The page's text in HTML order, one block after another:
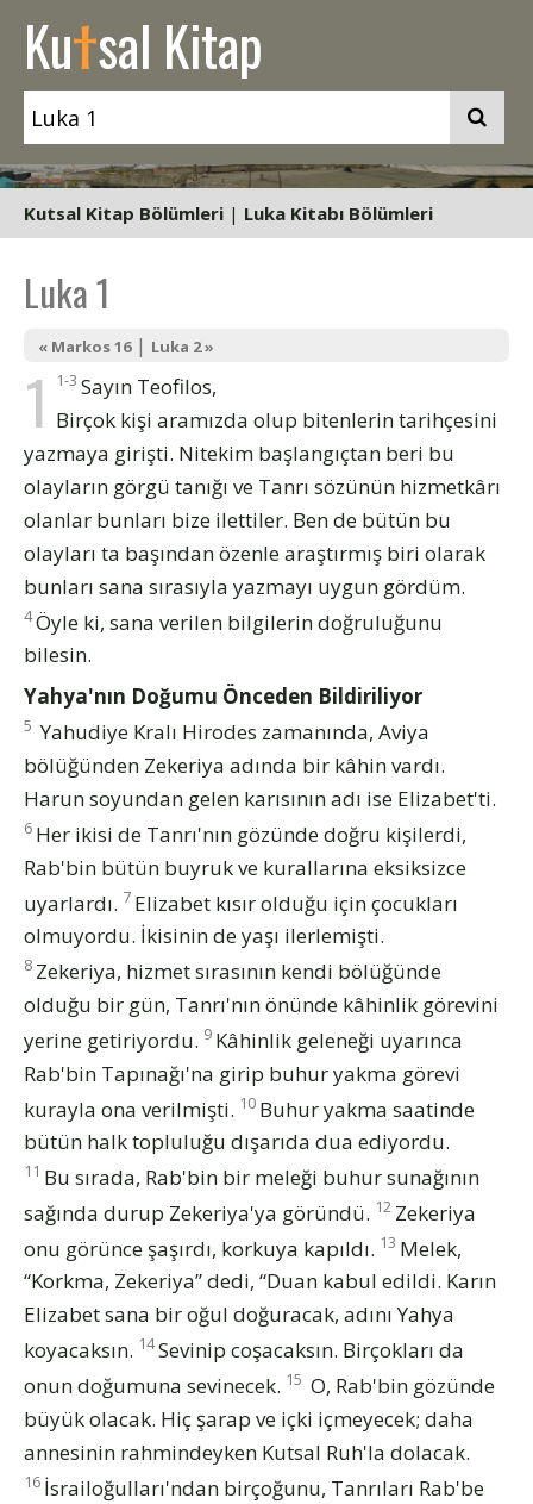
Kutsal Kitap
Kutsal Kitap Bölümleri | Luka Kitabı Bölümleri
Luka 1
« Markos 16| Luka 2 »
1 1-3 Sayın Teofilos,
Birçok kişi aramızda olup bitenlerin tarihçesini
yazmaya girişti. Nitekim başlangıçtan beri bu
olayların görgü tanığı ve Tanrı sözünün hizmetkârı
olanlar bunları bize ilettiler. Ben de bütün bu
olayları ta başından özenle araştırmış biri olarak
bunları sana sırasıyla yazmayı uygun gördüm.
4Öyle ki, sana verilen bilgilerin doğruluğunu
bilesin.
Yahya'nın Doğumu Önceden Bildiriliyor
5 Yahudiye Kralı Hirodes zamanında, Aviya
bölüğünden Zekeriya adında bir kâhin vardı.
Harun soyundan gelen karısının adı ise Elizabet'ti.
6 Her ikisi de Tanrı'nın gözünde doğru kişilerdi,
Rab'bin bütün buyruk ve kurallarına eksiksizce
uyarlardı. 7 Elizabet kısır olduğu için çocukları
olmuyordu. İkisinin de yaşı ilerlemişti.
8 Zekeriya, hizmet sırasının kendi bölüğünde
olduğu bir gün, Tanrı'nın önünde kâhinlik görevini
yerine getiriyordu. 9 Kâhinlik geleneği uyarınca
Rab'bin Tapınağı'na girip buhur yakma görevi
kurayla ona verilmişti. 10 Buhur yakma saatinde
bütün halk topluluğu dışarıda dua ediyordu.
11 Bu sırada, Rab'bin bir meleği buhur sunağının
sağında durup Zekeriya'ya göründü. 12 Zekeriya
onu görünce şaşırdı, korkuya kapıldı. 13 Melek,
“Korkma, Zekeriya” dedi, “Duan kabul edildi. Karın
Elizabet sana bir oğul doğuracak, adını Yahya
koyacaksın. 14Sevinip coşacaksın. Birçokları da
onun doğumuna sevinecek. 15 O, Rab'bin gözünde
büyük olacak. Hiç şarap ve içki içmeyecek; daha
annesinin rahmindeyken Kutsal Ruh'la dolacak.
16 İsrailoğulları'ndan birçoğunu, Tanrıları Rab'be